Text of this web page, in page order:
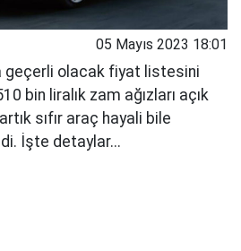
05 Mayıs 2023 18:01
geçerli olacak fiyat listesini
bin liralık zam ağızları açık
sıfır araç hayali bile
İşte detaylar...